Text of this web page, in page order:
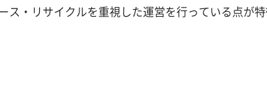
ス・リサイクルを重視した運営を行っている点が特